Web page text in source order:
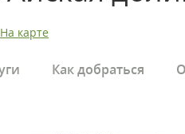
На карте
Как добраться